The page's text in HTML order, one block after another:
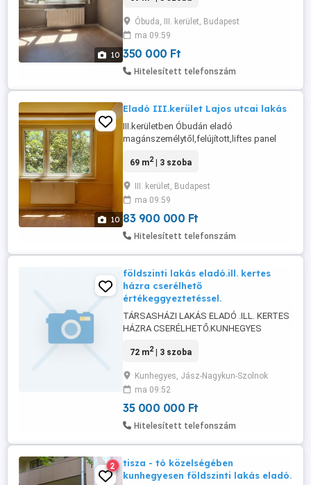
10
Bérleti díj: 350000ft hó
Óbuda, III. kerület, Budapest
ma 09:59
350 000 Ft
Hitelesített telefonszám
10
Eladó III.kerület Lajos utcai lakás
III.kerületben Óbudán eladó
magánszemélytől,felújított,liftes panel
meg ,69nm2 lakás,Duna felé néző
szoba,gardrob,spajz,fürdőszoba,külön
wc.Teljeskörüen felújított lakás.
Vezetékek a falban kicserélve,új ajtók új
69 m2| 3 szoba
III. kerület, Budapest
ma 09:59
83 900 000 Ft
Hitelesített telefonszám
földszinti lakás eladó.ill. kertes
házra cserélhető
értékeggyeztetéssel.
TÁRSASHÁZI LAKÁS ELADÓ .ILL. KERTES
HÁZRA CSERÉLHETŐ.KUNHEGYES
KLÍMÁVAL.. ELLÁTOTT .30 000 000 .ft..
CSOKRA ILL. BABAVÁRÓ PROGRAMNAK
MEGFELELŐ .. TEHERMENTES
TÁRSASHÁZI LAKÁS SOS - BEN
CENTRUMBAN TALÁLHATÓ. 30-
72 m2| 3 szoba
Kunhegyes, Jász-Nagykun-Szolnok
ma 09:52
35 000 000 Ft
Hitelesített telefonszám
2
tisza - tó közelségében
kunhegyesen földszinti lakás eladó.